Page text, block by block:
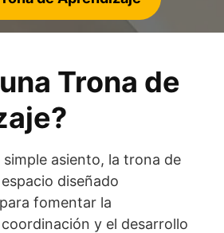
Trona de
simple asiento, la trona de
diseñado
fomentar la
y el desarrollo